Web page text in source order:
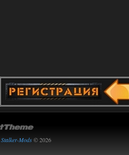
Stalker-Mods© 2026